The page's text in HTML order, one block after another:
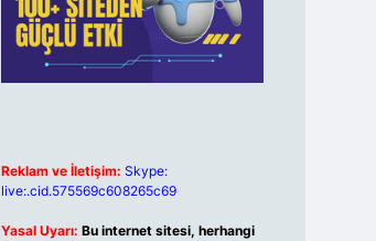
Reklam ve İletişim: Skype:
live:.cid.575569c608265c69
Yasal Uyarı: Bu internet sitesi, herhangi